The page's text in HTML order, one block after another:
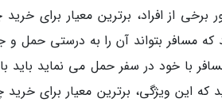
از افراد، برترین معیار برای
مسافر بتواند آن را به درستی حمل و
با خود در سفر حمل می نماید باید
که این ویژگی، برترین معیار برای